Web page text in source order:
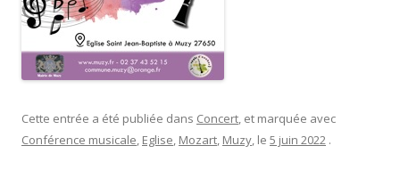
Cette entrée a été publiée dans Concert, et marquée avec
Conférence musicale, Eglise, Mozart, Muzy, le 5 juin 2022 .